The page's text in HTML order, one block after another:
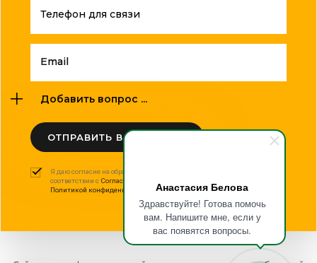
Анастасия Белова
Здравствуйте! Готова помочь
вам. Напишите мне, если у
вас появятся вопросы.
Телефон для связи
Email
Добавить вопрос ...
ОТПРАВИТЬ ВОПРОС
Я даю согласие на обработку моих персональных данных в
соответствии с Согласием на обработку персональных данных
Политикой конфиденциальности.